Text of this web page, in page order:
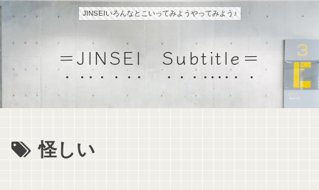
JINSEIいろんなとこいってみようやってみよう♪
＝JINSEI Subtitle＝
怪しい